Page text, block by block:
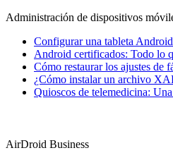
Administración de dispositivos
Configurar una tableta
Android certificados: Todo lo
Cómo restaurar los ajustes de
¿Cómo instalar un archivo
Quioscos de telemedicina:
AirDroid Business